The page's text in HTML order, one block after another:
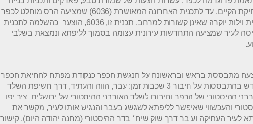
למחיקת הקיים, עד לתכנית האחרונה המאושרת (6036) שמציעה הרס מוחלט לכפר
ובניית וילות יוקרה שאינן קשורות למרחב. תכנית זו, 6036, הוצעה כהשלמה לתכנית
לעיר שמציעה התחדשות עירונית עצומה בסמוך לליפתא ונמצאת בשלבי
מתבססת בראש ובראשונה על הנגשת הכפר כנקודת מפתח להחיאת הכפר
מחדש בהתבססות על חיבור 3 שכבות זמן: עבר, הווה והעתיד, דרך חשיפת השלד
ההיסטורי של הכפר וחיבורו לשלד האורבני ההיסטורי של ירושלים. ציר יפו
והעכשווי שאיפשר לליפתא לשגשג בעבר והנגיש אותו לעיר, מקשר את
לעיר העתיקה ועובר דרך שוק שיח׳ בדר ההיסטורי (מחנה יהודה היום). קישור